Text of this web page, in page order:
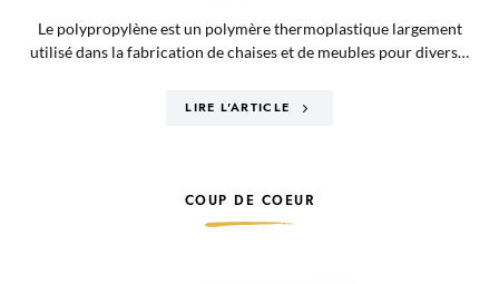
Le polypropylène est un polymère thermoplastique largement
utilisé dans la fabrication de chaises et de meubles pour divers…
LIRE L'ARTICLE
COUP DE COEUR